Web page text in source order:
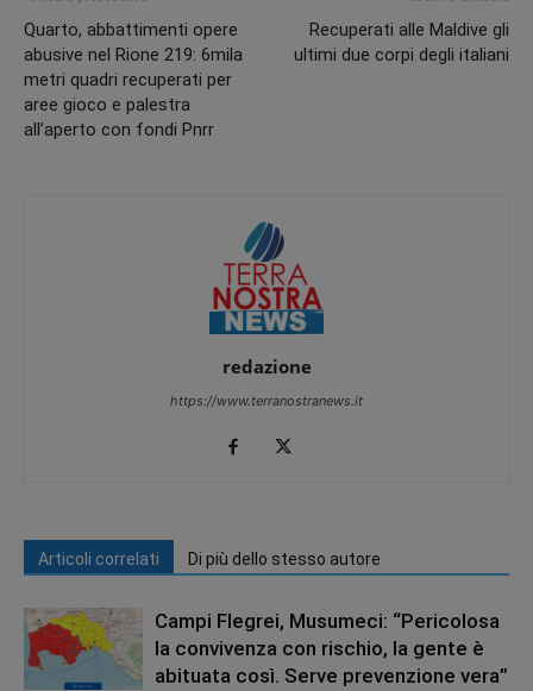
Quarto, abbattimenti opere
abusive nel Rione 219: 6mila
metri quadri recuperati per
aree gioco e palestra
all’aperto con fondi Pnrr
Recuperati alle Maldive gli
ultimi due corpi degli italiani
redazione
https://www.terranostranews.it
Articoli correlati Di più dello stesso autore
Campi Flegrei, Musumeci: “Pericolosa
la convivenza con rischio, la gente è
abituata così. Serve prevenzione vera”